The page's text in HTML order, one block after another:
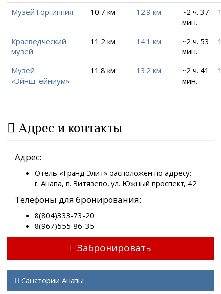
Музей Горгиппия 10.7 км 12.9 км
~2 ч. 37
мин.
Краеведческий
музей
11.2 км 14.1 км
~2 ч. 53
мин.
Музей
«Эйнштейниум»
11.8 км 13.2 км
~2 ч. 41
мин.
Адрес и контакты
Адрес:
Отель «Гранд Элит» расположен по адресу:
г. Анапа, п. Витязево, ул. Южный проспект, 42
Телефоны для бронирования:
8(804)333-73-20
8(967)555-86-35
Забронировать
Санатории Анапы